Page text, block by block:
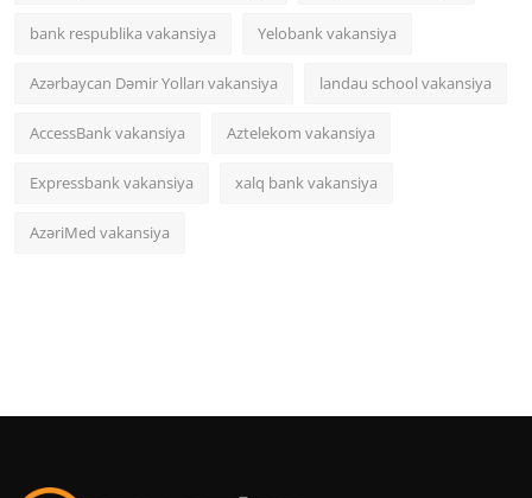
bank respublika vakansiya Yelobank vakansiya
Azərbaycan Dəmir Yolları vakansiya landau school vakansiya
AccessBank vakansiya Aztelekom vakansiya
Expressbank vakansiya xalq bank vakansiya
AzəriMed vakansiya